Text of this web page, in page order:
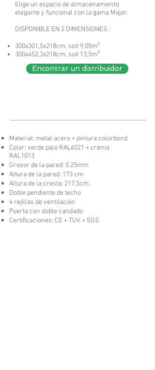
Elige un espacio de almacenamiento
elegante y funcional con la gama Major. ​
DISPONIBLE EN 2 DIMENSIONES :
300x301,5x218cm, soit 9,05m²
300x452,3x218cm, soit 13,5m²
Encontrar un distribuidor
Material: metal acero + pintura colorbond
Color: verde palo RAL6021 + crema
RAL1013
Grosor de la pared: 0.25mm
Altura de la pared: 173 cm
Altura de la cresta: 217,5cm.
Doble pendiente de techo
4 rejillas de ventilación
Puerta con doble candado
Certificaciones: CE + TUV + SGS